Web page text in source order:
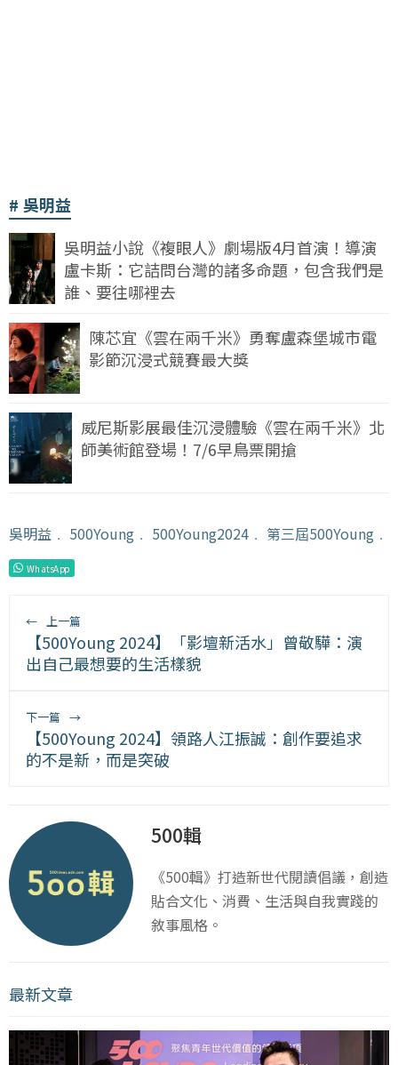
吳明益
吳明益小說《複眼人》劇場版4月首演！導演
盧卡斯：它詰問台灣的諸多命題，包含我們是
誰、要往哪裡去
陳芯宜《雲在兩千米》勇奪盧森堡城市電
影節沉浸式競賽最大獎
威尼斯影展最佳沉浸體驗《雲在兩千米》北
師美術館登場！7/6早鳥票開搶
吳明益 ﹒ 500Young ﹒ 500Young2024 ﹒ 第三屆500Young ﹒
WhatsApp
← 上一篇
【500Young 2024】「影壇新活水」曾敬驊：演
出自己最想要的生活樣貌
下一篇 →
【500Young 2024】領路人江振誠：創作要追求
的不是新，而是突破
500輯
《500輯》打造新世代閱讀倡議，創造
貼合文化、消費、生活與自我實踐的
敘事風格。
最新文章